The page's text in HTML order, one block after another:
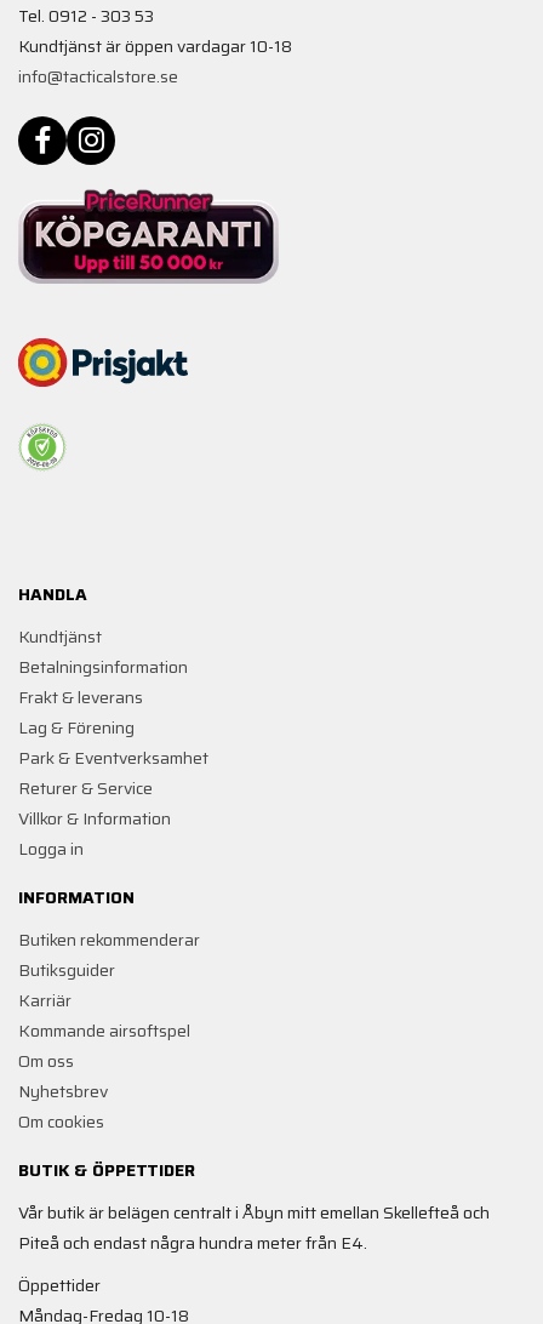
Tel. 0912 - 303 53
Kundtjänst är öppen vardagar 10-18
info@tacticalstore.se
HANDLA
Kundtjänst
Betalningsinformation
Frakt & leverans
Lag & Förening
Park & Eventverksamhet
Returer & Service
Villkor & Information
Logga in
INFORMATION
Butiken rekommenderar
Butiksguider
Karriär
Kommande airsoftspel
Om oss
Nyhetsbrev
Om cookies
BUTIK & ÖPPETTIDER
Vår butik är belägen centralt i Åbyn mitt emellan Skellefteå och
Piteå och endast några hundra meter från E4.
Öppettider
Måndag-Fredag 10-18